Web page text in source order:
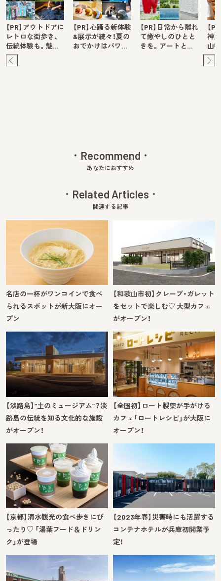
【PR】アウトドアに
レトロな街歩き、
伝統体験も。魅…
【PR】心踊る新体験
&展示が続々！夏の
おでかけはパワ…
【PR】日常から離れ
て癒やしのひとと
きを。アートと…
【
神
山
Recommend
あなたにおすすめ
Related Articles
関連する記事
名店の一杯がワンコインで食べ
られるスポットが新大阪にオー
プン
【和歌山市初】クレープ・ガレット
をセットで楽しむ♡ 大型カフェ
がオープン！
【淡路島】“土のミュージアム”？淡
路島の伝統を知る文化的な施設
がオープン！
【全国初】ロート製薬が手がける
カフェ「ロートレシピ」が大阪に
オープン！
【京都】清水観光の食べ歩きにぴ
ったり♡ 「湯葉フード＆ドリン
ク」が登場
【2023年春】災害時にも活躍する
コンテナホテルが兵庫初開業予
定！